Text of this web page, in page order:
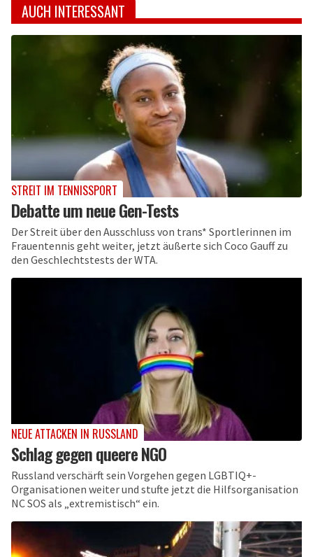
AUCH INTERESSANT
STREIT IM TENNISSPORT
Debatte um neue Gen-Tests
Der Streit über den Ausschluss von trans* Sportlerinnen im
Frauentennis geht weiter, jetzt äußerte sich Coco Gauff zu
den Geschlechtstests der WTA.
NEUE ATTACKEN IN RUSSLAND
Schlag gegen queere NGO
Russland verschärft sein Vorgehen gegen LGBTIQ+-
Organisationen weiter und stufte jetzt die Hilfsorganisation
NC SOS als „extremistisch“ ein.